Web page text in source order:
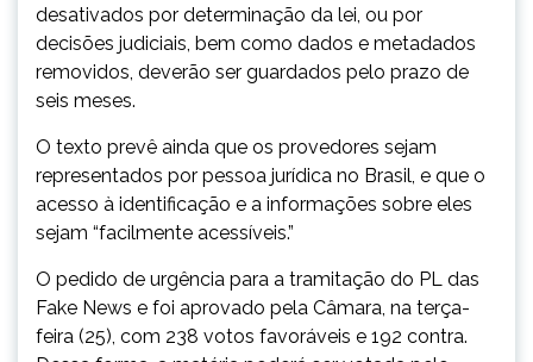
desativados por determinação da lei, ou por
decisões judiciais, bem como dados e metadados
removidos, deverão ser guardados pelo prazo de
seis meses.
O texto prevê ainda que os provedores sejam
representados por pessoa jurídica no Brasil, e que o
acesso à identificação e a informações sobre eles
sejam “facilmente acessíveis.”
O pedido de urgência para a tramitação do PL das
Fake News e foi aprovado pela Câmara, na terça-
feira (25), com 238 votos favoráveis e 192 contra.